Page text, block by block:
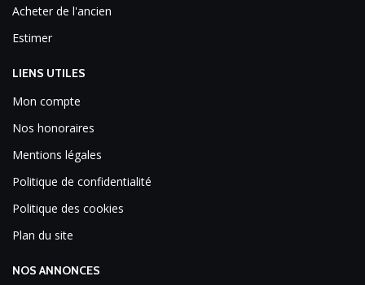
Acheter de l'ancien
Estimer
LIENS UTILES
Mon compte
Nos honoraires
Mentions légales
Politique de confidentialité
Politique des cookies
Plan du site
NOS ANNONCES